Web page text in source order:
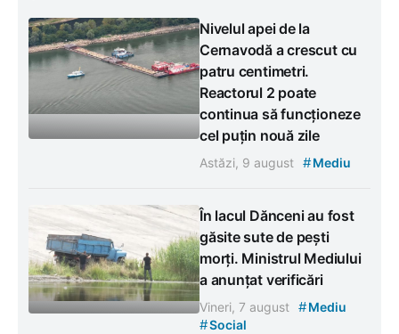
Nivelul apei de la
Cernavodă a crescut cu
patru centimetri.
Reactorul 2 poate
continua să funcționeze
cel puțin nouă zile
Astăzi, 9 august #Mediu
În lacul Dănceni au fost
găsite sute de pești
morți. Ministrul Mediului
a anunțat verificări
Vineri, 7 august #Mediu
#Social